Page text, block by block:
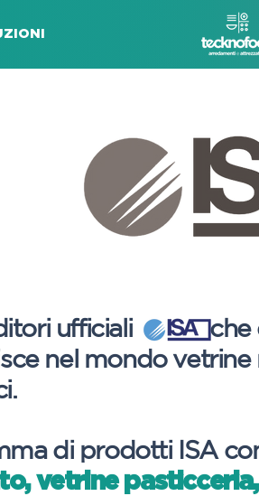
ufficiali che
nel mondo
di prodotti ISA
vetrine